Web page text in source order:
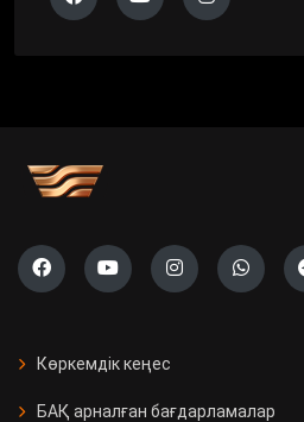
Көркемдік кеңес
БАҚ арналған бағдарламалар